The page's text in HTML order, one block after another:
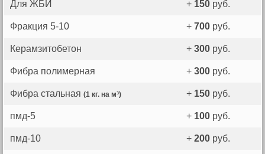
Для ЖБИ + 150 руб.
Фракция 5-10 + 700 руб.
Керамзитобетон + 300 руб.
Фибра полимерная + 300 руб.
Фибра стальная (1 кг. на м³) + 150 руб.
пмд-5 + 100 руб.
пмд-10 + 200 руб.